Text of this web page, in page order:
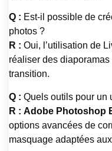
Q : Est-il possible de
photos ?
R : Oui, l’utilisation de
réaliser des
transition.
Q : Quels outils pour un
R : Adobe Photoshop
options avancées de
masquage adaptées